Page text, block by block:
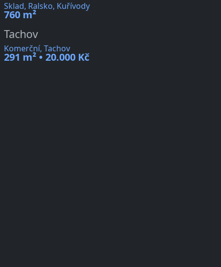
Sklad, Ralsko, Kuřívody
760 m²
Tachov
Komerční, Tachov
291 m² • 20.000 Kč